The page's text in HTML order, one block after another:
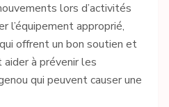
lors d’activités
l’équipement approprié,
offrent un bon soutien et
à prévenir les
qui peuvent causer une